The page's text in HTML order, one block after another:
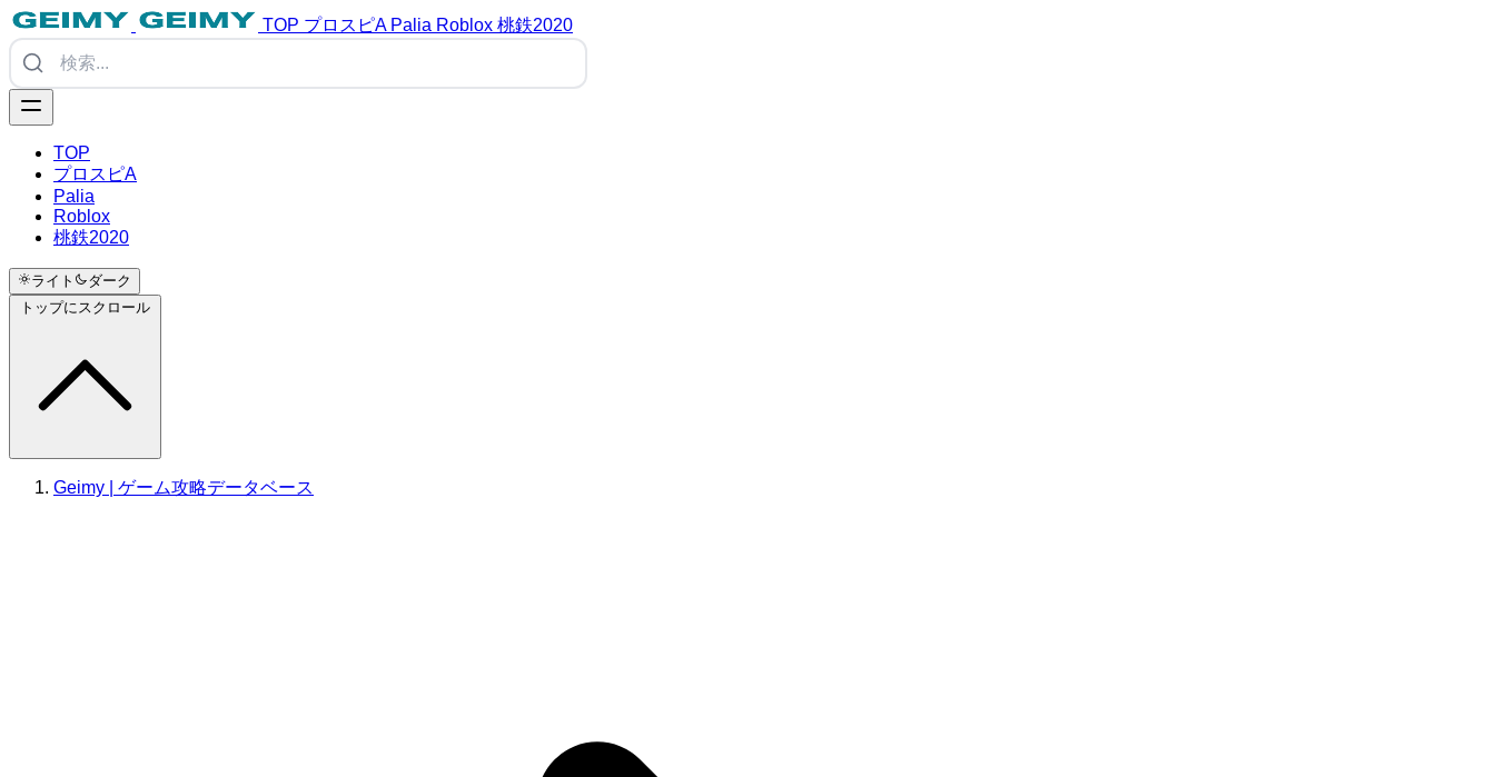
TOP プロスピA Palia Roblox 桃鉄2020
TOP
プロスピA
Palia
Roblox
桃鉄2020
ライト
ダーク
トップにスクロール
Geimy | ゲーム攻略データベース